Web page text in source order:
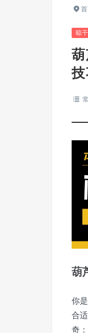
晾干
葫
你
合
奇